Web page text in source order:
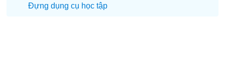
Đựng dụng cụ học tập